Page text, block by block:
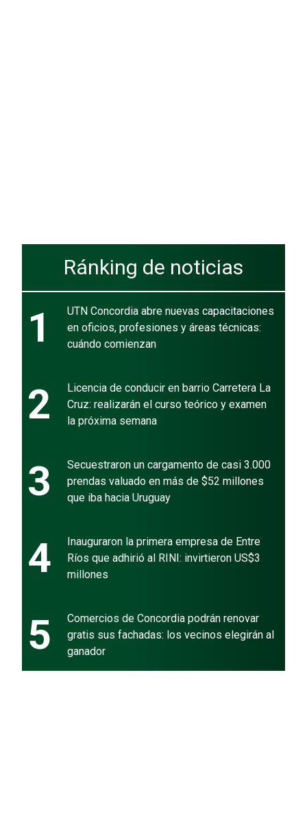
Ránking de noticias
1
UTN Concordia abre nuevas capacitaciones
en oficios, profesiones y áreas técnicas:
cuándo comienzan
2
Licencia de conducir en barrio Carretera La
Cruz: realizarán el curso teórico y examen
la próxima semana
3
Secuestraron un cargamento de casi 3.000
prendas valuado en más de $52 millones
que iba hacia Uruguay
4
Inauguraron la primera empresa de Entre
Ríos que adhirió al RINI: invirtieron US$3
millones
5
Comercios de Concordia podrán renovar
gratis sus fachadas: los vecinos elegirán al
ganador